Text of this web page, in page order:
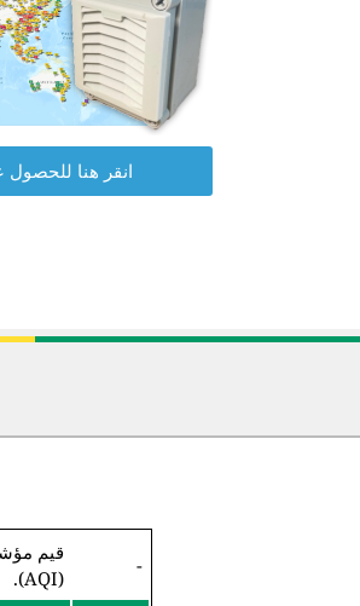
انقر هنا
-
قيم
(AQI).